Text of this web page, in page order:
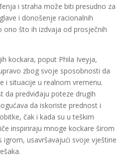
i straha može biti presudno za
i donošenje racionalnih
ono što ih izdvaja od prosječnih
kockara, poput Phila Iveyja,
zbog svoje sposobnosti da
i situacije u realnom vremenu.
da predviđaju poteze drugih
da iskoriste prednost i
čak i kada su u teškim
inspiriraju mnoge kockare širom
igrom, usavršavajući svoje vještine